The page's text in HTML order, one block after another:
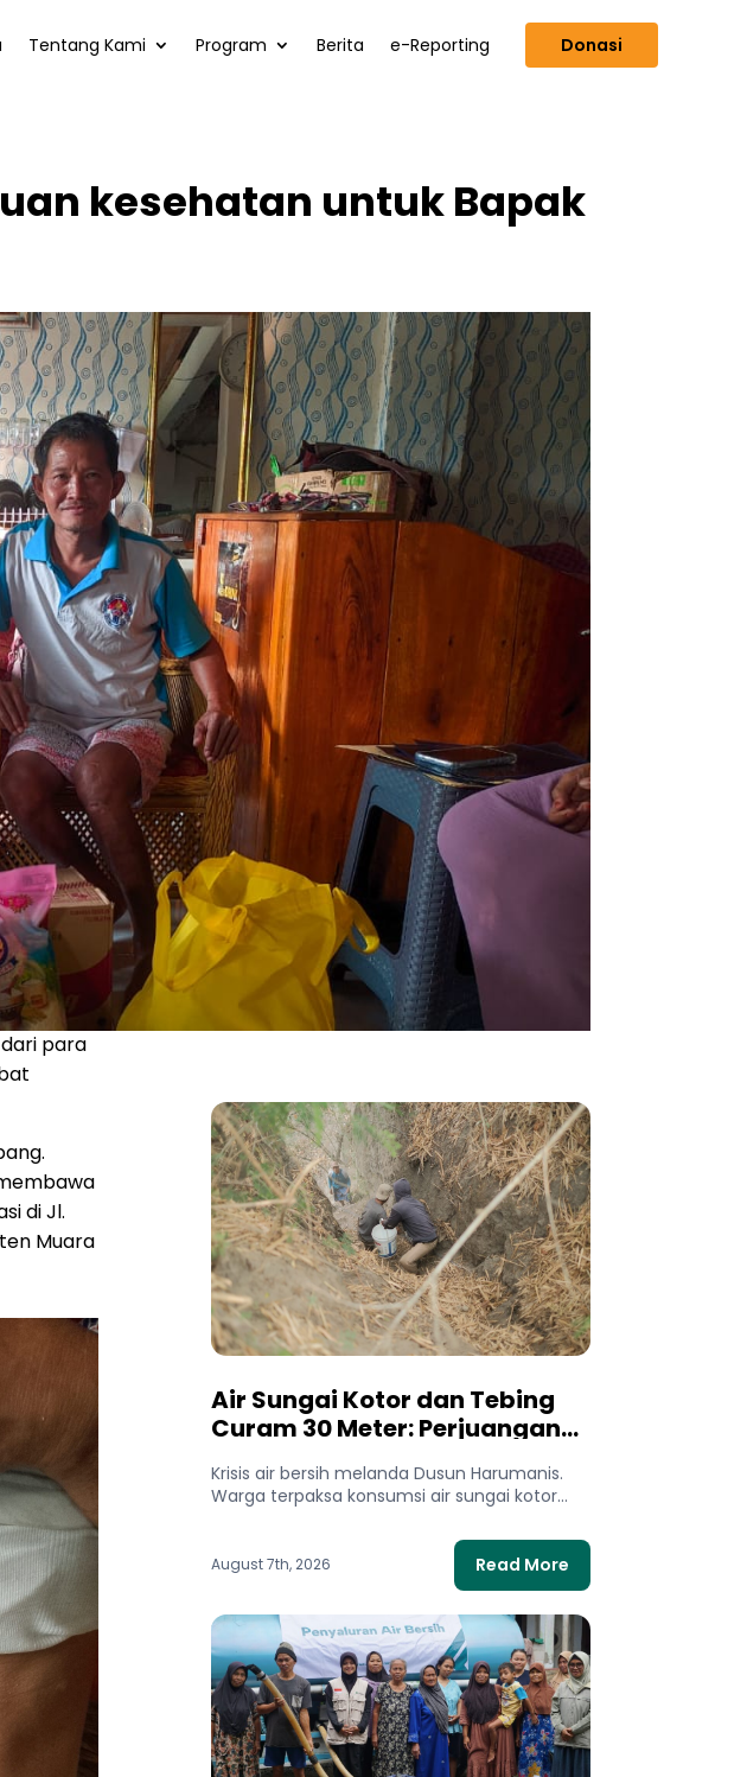
Tentang Kami Program Berita e-Reporting Donasi
kesehatan untuk Bapak
para
di Jl.
Muara
Air Sungai Kotor dan Tebing
Curam 30 Meter: Perjuangan
Setetes Air Bersih
Krisis air bersih melanda Dusun Harumanis.
Warga terpaksa konsumsi air sungai kotor
August 7th, 2026 Read More